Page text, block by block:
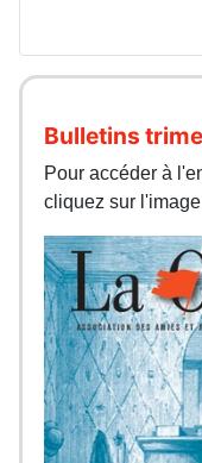
Bulletins
Pour accéder à
cliquez sur